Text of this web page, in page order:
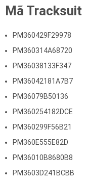
Mã Tracksuit
PM360429F29978
PM360314A68720
PM36038133F347
PM36042181A7B7
PM36079B50136
PM360254182DCE
PM360299F56B21
PM360E555E82D
PM36010B8680B8
PM3603D241BCBB